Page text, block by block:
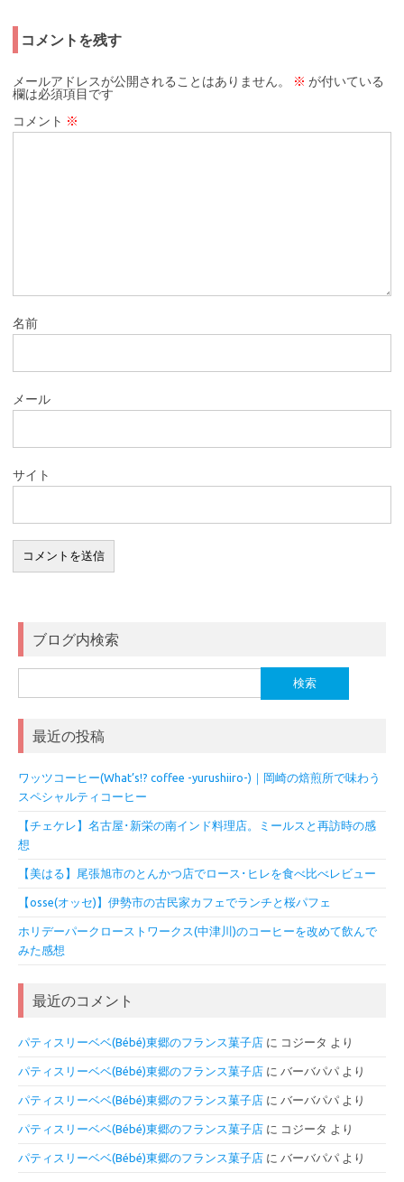
コメントを残す
メールアドレスが公開されることはありません。 ※ が付いている
欄は必須項目です
コメント ※
名前
メール
サイト
ブログ内検索
索:
最近の投稿
ワッツコーヒー(What’s!? coffee -yurushiiro-)｜岡崎の焙煎所で味わう
スペシャルティコーヒー
【チェケレ】名古屋･新栄の南インド料理店。ミールスと再訪時の感
想
【美はる】尾張旭市のとんかつ店でロース･ヒレを食べ比べレビュー
【osse(オッセ)】伊勢市の古民家カフェでランチと桜パフェ
ホリデーパークローストワークス(中津川)のコーヒーを改めて飲んで
みた感想
最近のコメント
パティスリーベベ(Bébé)東郷のフランス菓子店 に コジータ より
パティスリーベベ(Bébé)東郷のフランス菓子店 に バーバパパ より
パティスリーベベ(Bébé)東郷のフランス菓子店 に バーバパパ より
パティスリーベベ(Bébé)東郷のフランス菓子店 に コジータ より
パティスリーベベ(Bébé)東郷のフランス菓子店 に バーバパパ より